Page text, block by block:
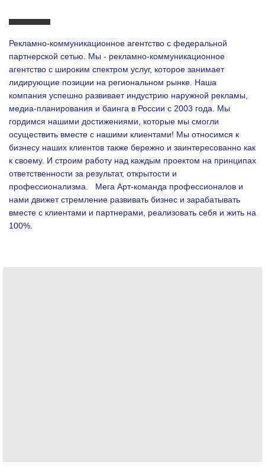
Рекламно-коммуникационное агентство с федеральной
партнерской сетью. Мы - рекламно-коммуникационное
агентство с широким спектром услуг, которое занимает
лидирующие позиции на региональном рынке. Наша
компания успешно развивает индустрию наружной рекламы,
медиа-планирования и баинга в России с 2003 года. Мы
гордимся нашими достижениями, которые мы смогли
осуществить вместе с нашими клиентами! Мы относимся к
бизнесу наших клиентов также бережно и заинтересованно как
к своему. И строим работу над каждым проектом на принципах
ответственности за результат, открытости и
профессионализма. Мега Арт-команда профессионалов и
нами движет стремление развивать бизнес и зарабатывать
вместе с клиентами и партнерами, реализовать себя и жить на
100%.